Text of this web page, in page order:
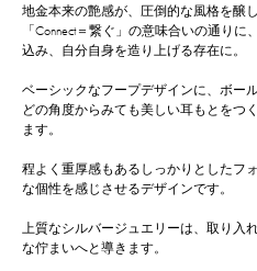
地金本来の艶感が、圧倒的な風格を醸
「Connect＝繋ぐ」の意味合いの通り
込み、自分自身を造り上げる存在に。
ベーシックなフープデザインに、ボー
どの角度からみても美しい耳もとをつ
ます。
程よく重厚感もあるしっかりとしたフ
な個性を感じさせるデザインです。
上質なシルバージュエリーは、取り入
な佇まいへと導きます。